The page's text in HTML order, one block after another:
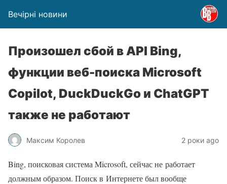
Вечірні новини
Произошел сбой в API Bing,
функции веб-поиска Microsoft
Copilot, DuckDuckGo и ChatGPT
также не работают
Максим Королев 2 роки ago
Bing, поисковая система Microsoft, сейчас не работает
должным образом. Поиск в Интернете был вообще